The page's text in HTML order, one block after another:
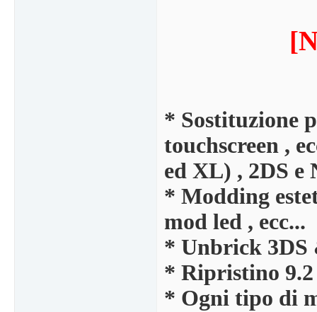
* Sostituzione
touchscreen ,
ed XL) , 2DS e
* Modding
mod led , ecc...
* Unbrick 3DS
* Ripristino 9.2
* Ogni tipo di